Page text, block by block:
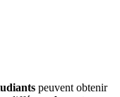
peuvent obtenir